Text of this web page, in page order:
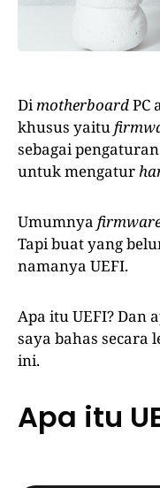
DimotherboardPC
khusus yaitu
sebagai
untuk mengatur
Umumnya
Tapi buat yang
namanya UEFI.
Apa itu UEFI? Dan
saya bahas secara
ini.
Apa itu